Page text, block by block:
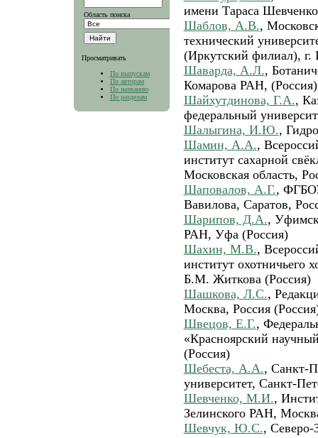
Область поиска
Просматривать
По выпускам
По авторам
По названию
По разделам
имени Тараса
Шаблов, А.В.,
технический
(Иркутский филиал), г.
Шаварда, А.Л.,
Комарова РАН, (Россия)
Шайхутдинова, Г.А.,
федеральный
Шалыгина, И.Ю.,
Шамин, А.А.,
институт сахарной
Московская область,
Шаповалов, А.Г.,
Вавилова, Саратов,
Шарипов, Д.А.,
РАН, Уфа (Россия)
Шахин, М.В.,
институт охотничьего
Б.М. Житкова (Россия)
Шашкова, Л.C.,
Москва, Россия
Швецов, Е.Г.,
«Красноярский
(Россия)
Шебеста, А.А., Санкт-
университет, Санкт-
Шевченко, М.И.,
Зелинского РАН,
Шевчук, Ю.С., Северо-